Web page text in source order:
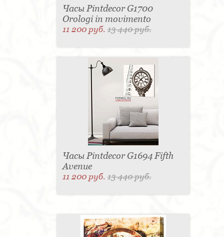
Часы Pintdecor G1700
Orologi in movimento
11 200 руб.13 440 руб.
Часы Pintdecor G1694 Fifth
Avenue
11 200 руб.13 440 руб.